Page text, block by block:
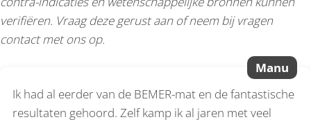
verifiëren. Vraag deze gerust aan of neem bij vragen
contact met ons op.
Manu
Ik had al eerder van de BEMER-mat en de fantastische
resultaten gehoord. Zelf kamp ik al jaren met veel